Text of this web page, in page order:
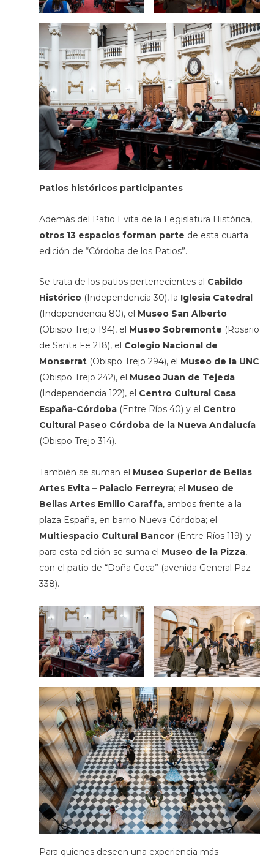
Patios históricos participantes
Además del Patio Evita de la Legislatura Histórica,
otros 13 espacios forman parte de esta cuarta
edición de “Córdoba de los Patios”.
Se trata de los patios pertenecientes al Cabildo
Histórico(Independencia 30), la Iglesia Catedral
(Independencia 80), el Museo San Alberto
(Obispo Trejo 194), el Museo Sobremonte (Rosario
de Santa Fe 218), el Colegio Nacional de
Monserrat(Obispo Trejo 294), el Museo de la UNC
(Obispo Trejo 242), el Museo Juan de Tejeda
(Independencia 122), el Centro Cultural Casa
España-Córdoba(Entre Ríos 40) y el Centro
Cultural Paseo Córdoba de la Nueva Andalucía
(Obispo Trejo 314).
También se suman el Museo Superior de Bellas
Artes Evita – Palacio Ferreyra; el Museo de
Bellas Artes Emilio Caraffa, ambos frente a la
plaza España, en barrio Nueva Córdoba; el
Multiespacio Cultural Bancor(Entre Ríos 119); y
para esta edición se suma el Museo de la Pizza,
con el patio de “Doña Coca” (avenida General Paz
338).
Para quienes deseen una experiencia más